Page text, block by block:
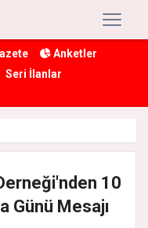
Anketler
Seri İlanlar
10
Günü Mesajı